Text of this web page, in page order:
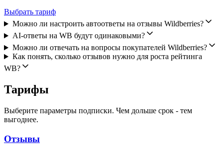
Выбрать тариф
Можно ли настроить автоответы на отзывы Wildberries?
AI-ответы на WB будут одинаковыми?
Можно ли отвечать на вопросы покупателей Wildberries?
Как понять, сколько отзывов нужно для роста рейтинга
WB?
Тарифы
Выберите параметры подписки. Чем дольше срок - тем
выгоднее.
Отзывы